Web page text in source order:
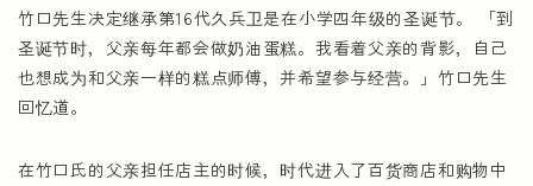
竹口先生决定继承第16代久兵卫是在小学四年级的圣诞节。 「到
圣诞节时，父亲每年都会做奶油蛋糕。我看着父亲的背影，自己
也想成为和父亲一样的糕点师傅，并希望参与经营。」竹口先生
回忆道。
在竹口氏的父亲担任店主的时候，时代进入了百货商店和购物中